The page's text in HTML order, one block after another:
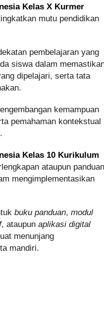
Kelas X Kurmer
mutu pendidikan
pembelajaran yang
siswa dalam
dipelajari, serta tata
kemampuan
pemahaman kontekstual
Kelas 10 Kurikulum
ataupun panduan
mengimplementasikan
buku panduan, modul
, ataupun aplikasi digital
menunjang
mandiri.